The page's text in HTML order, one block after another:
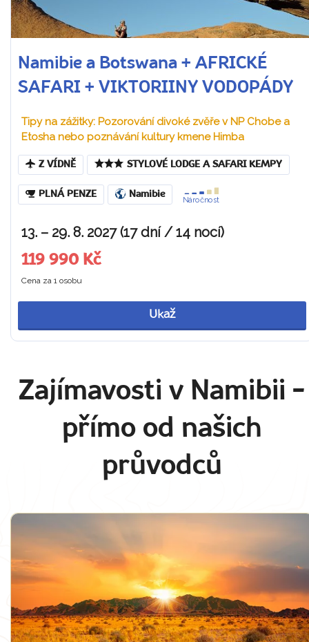
Namibie a Botswana + AFRICKÉ
SAFARI + VIKTORIINY VODOPÁDY
Tipy na zážitky: Pozorování divoké zvěře v NP Chobe a
Etosha nebo poznávání kultury kmene Himba
Z VÍDNĚ STYLOVÉ LODGE A SAFARI KEMPY
PLNÁ PENZE Namibie
Náročnost
13. – 29. 8. 2027 (17 dní / 14 nocí)
119 990 Kč
Cena za 1 osobu
Ukaž
Zajímavosti v Namibii -
přímo od našich
průvodců